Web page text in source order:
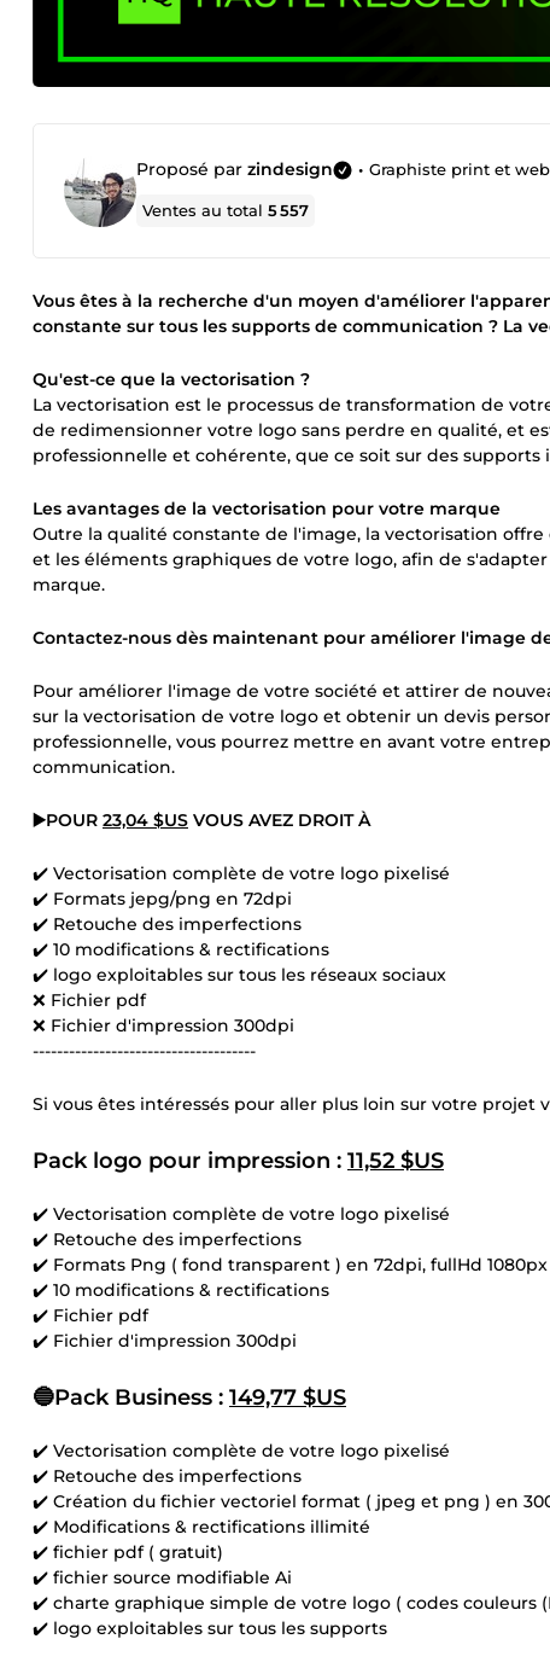
Proposé par zindesign • Graphiste print et
Ventes au total5 557
Vous êtes à la recherche d'un moyen d'améliorer
constante sur tous les supports de communication ? La
Qu'est-ce que la vectorisation ?
La vectorisation est le processus de transformation de
de redimensionner votre logo sans perdre en qualité, et
professionnelle et cohérente, que ce soit sur des
Les avantages de la vectorisation pour votre marque
Outre la qualité constante de l'image, la vectorisation
et les éléments graphiques de votre logo, afin de
marque.
Contactez-nous dès maintenant pour améliorer l'image
Pour améliorer l'image de votre société et attirer de
sur la vectorisation de votre logo et obtenir un devis
professionnelle, vous pourrez mettre en avant votre
communication.
▶️POUR 23,04 $US VOUS AVEZ DROIT À
✔️ Vectorisation complète de votre logo pixelisé
✔️ Formats jepg/png en 72dpi
✔️ Retouche des imperfections
✔️ 10 modifications & rectifications
✔️ logo exploitables sur tous les réseaux sociaux
❌ Fichier pdf
❌ Fichier d'impression 300dpi
-------------------------------------
Si vous êtes intéressés pour aller plus loin sur votre projet
Pack logo pour impression : 11,52 $US
✔️ Vectorisation complète de votre logo pixelisé
✔️ Retouche des imperfections
✔️ Formats Png ( fond transparent ) en 72dpi, fullHd 1080px
✔️ 10 modifications & rectifications
✔️ Fichier pdf
✔️ Fichier d'impression 300dpi
🔵Pack Business : 149,77 $US
✔️ Vectorisation complète de votre logo pixelisé
✔️ Retouche des imperfections
✔️ Création du fichier vectoriel format ( jpeg et png ) en
✔️ Modifications & rectifications illimité
✔️ fichier pdf ( gratuit)
✔️ fichier source modifiable Ai
✔️ charte graphique simple de votre logo ( codes couleurs
✔️ logo exploitables sur tous les supports